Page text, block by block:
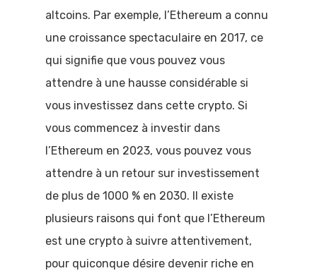
altcoins. Par exemple, l’Ethereum a connu
une croissance spectaculaire en 2017, ce
qui signifie que vous pouvez vous
attendre à une hausse considérable si
vous investissez dans cette crypto. Si
vous commencez à investir dans
l’Ethereum en 2023, vous pouvez vous
attendre à un retour sur investissement
de plus de 1000 % en 2030. Il existe
plusieurs raisons qui font que l’Ethereum
est une crypto à suivre attentivement,
pour quiconque désire devenir riche en